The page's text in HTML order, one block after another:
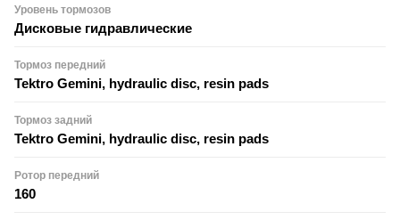
Уровень тормозов
Дисковые гидравлические
Тормоз передний
Tektro Gemini, hydraulic disc, resin pads
Тормоз задний
Tektro Gemini, hydraulic disc, resin pads
Ротор передний
160